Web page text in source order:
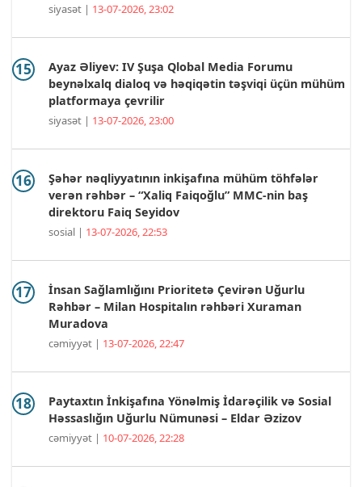
siyasət | 13-07-2026, 23:02
Ayaz Əliyev: IV Şuşa Qlobal Media Forumu
beynəlxalq dialoq və həqiqətin təşviqi üçün mühüm
platformaya çevrilir
siyasət | 13-07-2026, 23:00
Şəhər nəqliyyatının inkişafına mühüm töhfələr
verən rəhbər – “Xaliq Faiqoğlu” MMC-nin baş
direktoru Faiq Seyidov
sosial | 13-07-2026, 22:53
İnsan Sağlamlığını Prioritetə Çevirən Uğurlu
Rəhbər – Milan Hospitalın rəhbəri Xuraman
Muradova
cəmiyyət | 13-07-2026, 22:47
Paytaxtın İnkişafına Yönəlmiş İdarəçilik və Sosial
Həssaslığın Uğurlu Nümunəsi – Eldar Əzizov
cəmiyyət | 10-07-2026, 22:28